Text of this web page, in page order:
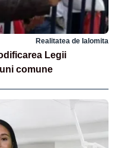
Realitatea de Ialomita
Legii
comune